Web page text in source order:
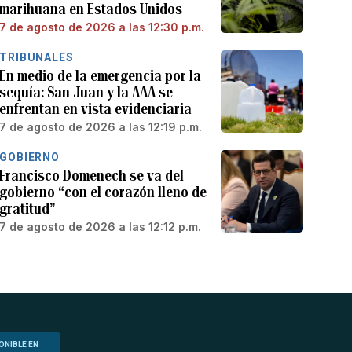
marihuana en Estados Unidos
7 de agosto de 2026 a las 12:30 p.m.
TRIBUNALES
En medio de la emergencia por la
sequía: San Juan y la AAA se
enfrentan en vista evidenciaria
7 de agosto de 2026 a las 12:19 p.m.
GOBIERNO
Francisco Domenech se va del
gobierno “con el corazón lleno de
gratitud”
7 de agosto de 2026 a las 12:12 p.m.
EN